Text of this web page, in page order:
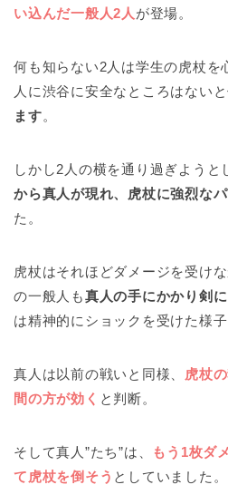
い込んだ一般人2人 が登場。
何も知らない2人は学生の虎杖を
人に渋谷に安全なところはないと
ます。
しかし2人の横を通り過ぎようと
から真人が現れ、虎杖に強烈な
た。
虎杖はそれほどダメージを受け
の一般人も真人の手にかかり剣
は精神的にショックを受けた様子
真人は以前の戦いと同様、
虎杖
間の方が効く と判断。
そして真人”たち”は、
もう1枚ダ
て虎杖を倒そう としていました。